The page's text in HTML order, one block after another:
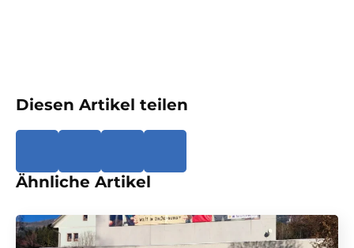
Diesen Artikel teilen
Ähnliche Artikel